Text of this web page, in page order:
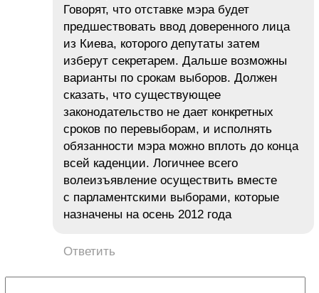
Говорят, что отставке мэра будет
предшествовать ввод доверенного лица
из Киева, которого депутаты затем
изберут секретарем. Дальше возможны
варианты по срокам выборов. Должен
сказать, что существующее
законодательство не дает конкретных
сроков по перевыборам, и исполнять
обязанности мэра можно вплоть до конца
всей каденции. Логичнее всего
волеизъявление осуществить вместе
с парламентскими выборами, которые
назначены на осень 2012 года
Ответить